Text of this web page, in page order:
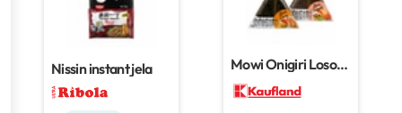
Nissin instant jela
Mowi Onigiri Losos i
100 g